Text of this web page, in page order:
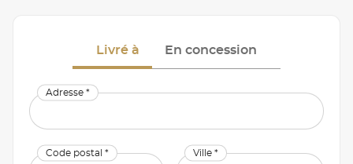
Livré à En concession
Adresse *
Code postal * Ville *